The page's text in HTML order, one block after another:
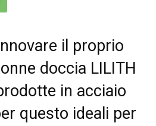
il proprio
doccia LILITH
in acciaio
questo ideali per